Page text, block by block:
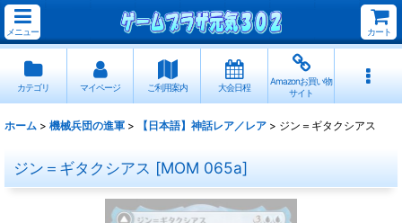
メニュー カート
カテゴリ マイページ ご利用案内 大会日程
Amazonお買い物
サイト
ホーム > 機械兵団の進軍 > 【日本語】神話レア／レア > ジン＝ギタクシアス
ジン＝ギタクシアス [MOM 065a]